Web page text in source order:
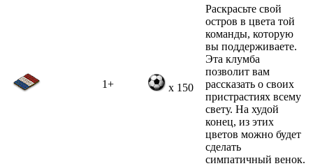
1+ x 150
Раскрасьте свой
остров в цвета той
команды, которую
вы поддерживаете.
Эта клумба
позволит вам
рассказать о своих
пристрастиях всему
свету. На худой
конец, из этих
цветов можно будет
сделать
симпатичный венок.